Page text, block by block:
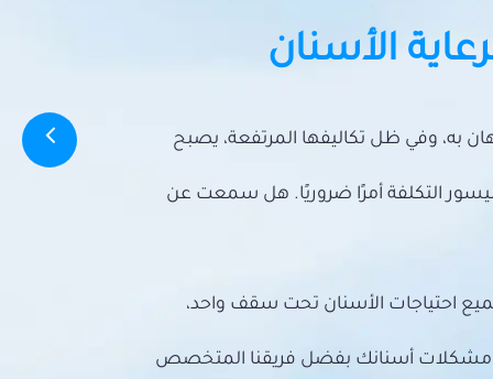
الأسنان
به، وفي ظل تكاليفها المرتفعة، يصبح
التكلفة أمرًا ضروريًا. هل سمعت عن
احتياجات الأسنان تحت سقف واحد،
مشكلات أسنانك بفضل فريقنا المتخصص